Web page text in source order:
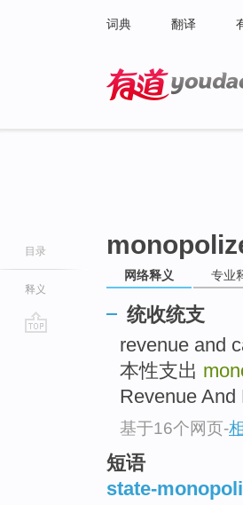
词典 翻译
目录
释义
网络释义 专业
统收统支
revenue and
本性支出
Revenue
基于16个网页-
短语
state-